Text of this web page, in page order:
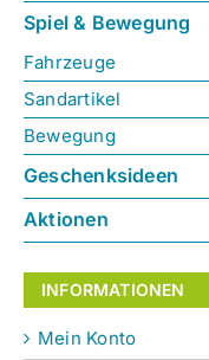
Spiel & Bewegung
Fahrzeuge
Sandartikel
Bewegung
Geschenksideen
Aktionen
INFORMATIONEN
Mein Konto